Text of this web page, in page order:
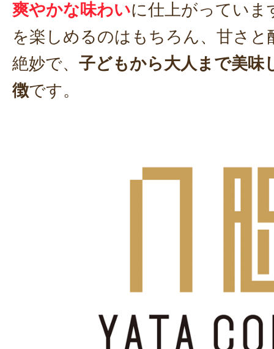
爽やかな味わいに仕上がっていま
を楽しめるのはもちろん、甘さ
絶妙で、 子どもから大人まで美味
徴です。